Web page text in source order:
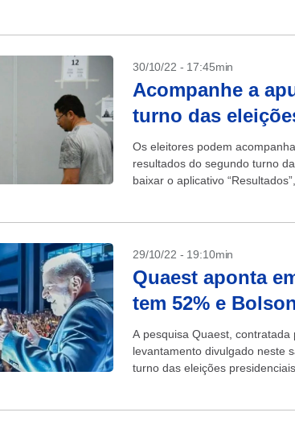
30/10/22 - 17:45min
Acompanhe a
turno das
Os eleitores podem
resultados do segundo turno
baixar o aplicativo
29/10/22 - 19:10min
Quaest aponta
tem 52% e
A pesquisa Quaest,
levantamento divulgado neste
turno das eleições